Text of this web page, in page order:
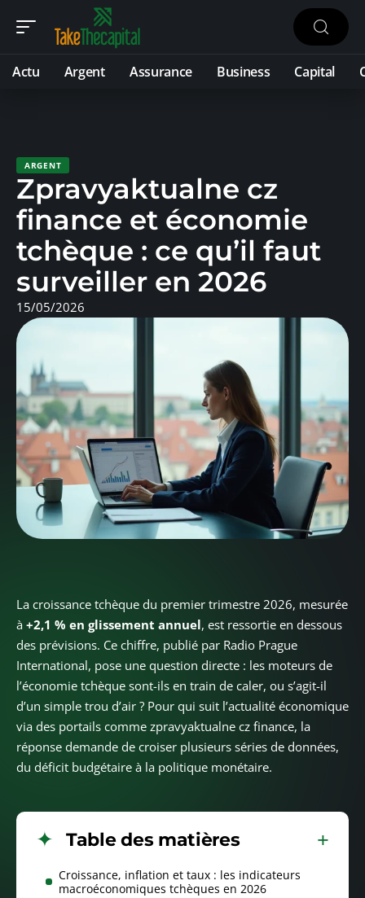
Actu Argent Assurance Business Capital
ARGENT
Zpravyaktualne cz
finance et économie
tchèque : ce qu’il faut
surveiller en 2026
15/05/2026
La croissance tchèque du premier trimestre 2026, mesurée
à +2,1 % en glissement annuel, est ressortie en dessous
des prévisions. Ce chiffre, publié par Radio Prague
International, pose une question directe : les moteurs de
l’économie tchèque sont-ils en train de caler, ou s’agit-il
d’un simple trou d’air ? Pour qui suit l’actualité économique
via des portails comme zpravyaktualne cz finance, la
réponse demande de croiser plusieurs séries de données,
du déficit budgétaire à la politique monétaire.
Table des matières
Croissance, inflation et taux : les indicateurs
macroéconomiques tchèques en 2026